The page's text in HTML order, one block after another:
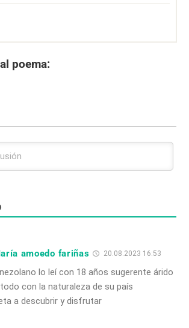
poema:
amoedo fariñas 20.08.2023 16:53
lo leí con 18 años sugerente árido
con la naturaleza de su país
a descubrir y disfrutar